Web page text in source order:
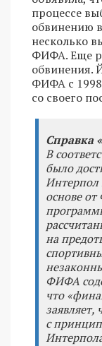
процессе
обвинению
несколько
ФИФА. Еще
обвинения.
ФИФА с
со своего
Справка
В
было
Интерпол
основе
на
ФИФА
что
заявляет,
с